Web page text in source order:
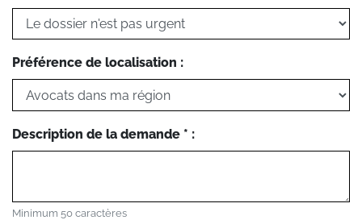
Préférence de localisation :
Description de la demande * :
Minimum 50 caractères